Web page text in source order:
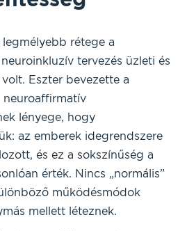
rétege a
tervezés üzleti és
Eszter bevezette a
neuroaffirmatív
lényege, hogy
az emberek idegrendszere
és ez a sokszínűség a
érték. Nincs „normális”
működésmódok
mellett léteznek.